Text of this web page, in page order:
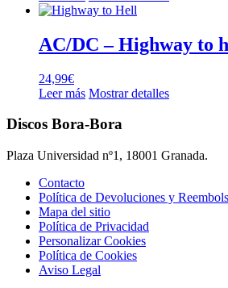
AC/DC – Highway to
24,99€
Leer más Mostrar detalles
Discos Bora-Bora
Plaza Universidad nº1, 18001 Granada.
Contacto
Política de Devoluciones y
Mapa del sitio
Política de Privacidad
Personalizar Cookies
Política de Cookies
Aviso Legal